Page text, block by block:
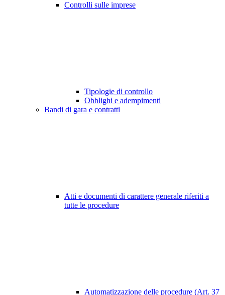
Controlli sulle imprese
Tipologie di controllo
Obblighi e adempimenti
Bandi di gara e contratti
Atti e documenti di carattere generale riferiti a
tutte le procedure
Automatizzazione delle procedure (Art. 37